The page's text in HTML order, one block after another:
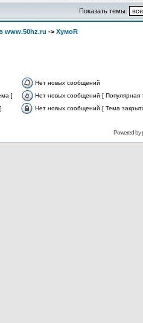
Показать темы:
www.50hz.ru -> ХумоR
Нет новых сообщений
]
Нет новых сообщений [ Популярная
Нет новых сообщений [ Тема
Powered by